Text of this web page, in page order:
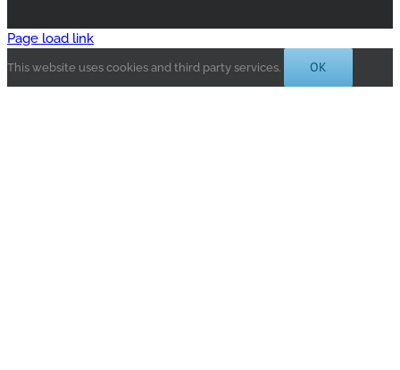
Page load link
This website uses cookies and third party services. OK